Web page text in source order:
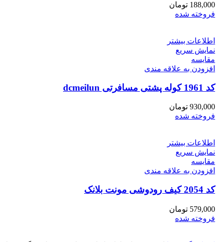
188,000 تومان
فروخته شده
اطلاعات بیشتر
نمایش سریع
مقايسه
افزودن به علاقه مندی
کد 1961 کوله پشتی مسافرتی dcmeilun
930,000 تومان
فروخته شده
اطلاعات بیشتر
نمایش سریع
مقايسه
افزودن به علاقه مندی
کد 2054 کیف رودوشی مونت بلانک
579,000 تومان
فروخته شده